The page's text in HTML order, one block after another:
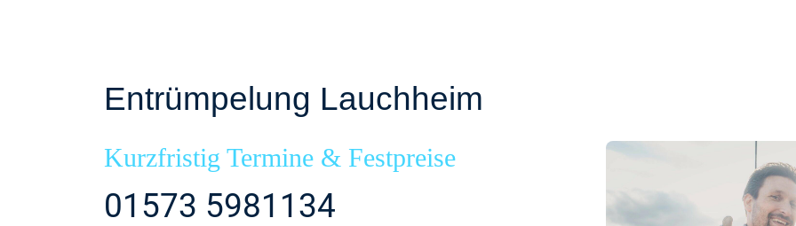
Entrümpelung Lauchheim
Kurzfristig Termine & Festpreise
01573 5981134